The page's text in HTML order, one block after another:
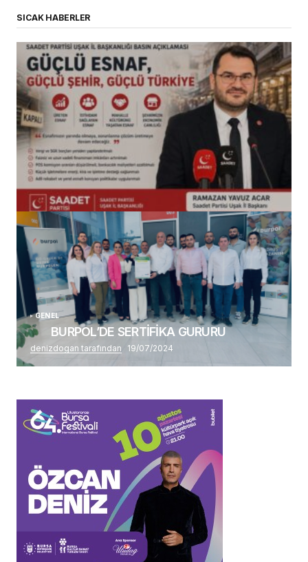
SICAK HABERLER
(başlıksız)
Alaattin Karahan tarafından 14/07/2026
GENEL
BURPOL’DE SERTİFİKA GURURU
denizdogan tarafından 19/07/2024